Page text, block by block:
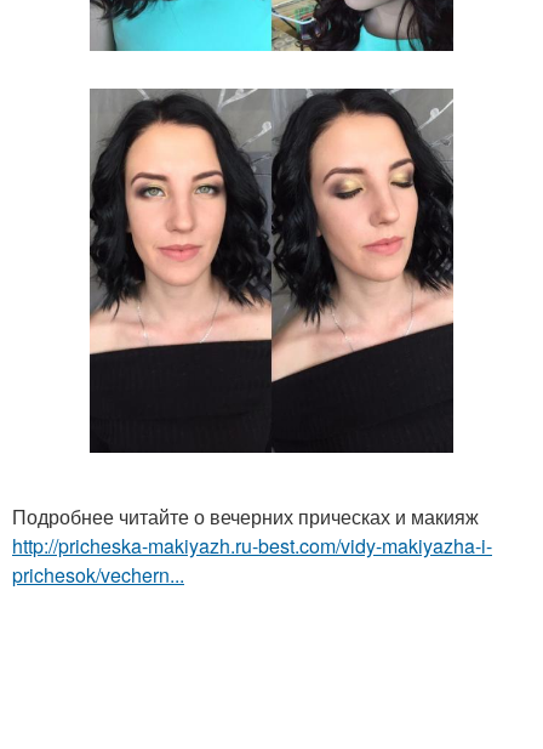
Подробнее читайте о вечерних прическах и макияж
http://pricheska-makiyazh.ru-best.com/vidy-makiyazha-i-
prichesok/vechern...